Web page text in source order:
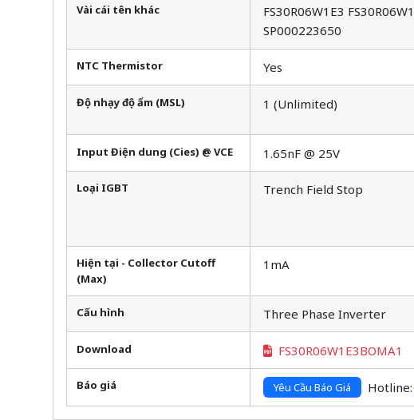
Vài cái tên khác
FS30R06W1E3
SP000223650
NTC Thermistor Yes
Độ nhạy độ ẩm (MSL) 1 (Unlimited)
Input Điện dung (Cies) @ VCE 1.65nF @ 25V
Loại IGBT Trench Field Stop
Hiện tại - Collector Cutoff
(Max)
1mA
Cấu hình Three Phase Inverter
Download FS30R06W1E3BOMA1
Báo giá Yêu Cầu Báo Giá Hotline: